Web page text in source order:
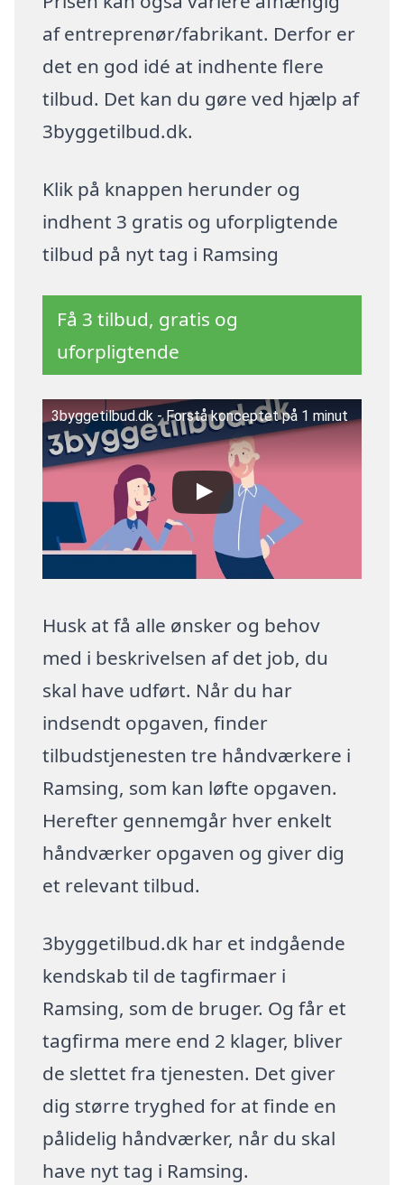
af entreprenør/fabrikant. Derfor er
det en god idé at indhente flere
tilbud. Det kan du gøre ved hjælp af
3byggetilbud.dk.
Klik på knappen herunder og
indhent 3 gratis og uforpligtende
tilbud på nyt tag i Ramsing
Få 3 tilbud, gratis og
uforpligtende
3byggetilbud.dk - Forstå konceptet på 1 minut
Husk at få alle ønsker og behov
med i beskrivelsen af det job, du
skal have udført. Når du har
indsendt opgaven, finder
tilbudstjenesten tre håndværkere i
Ramsing, som kan løfte opgaven.
Herefter gennemgår hver enkelt
håndværker opgaven og giver dig
et relevant tilbud.
3byggetilbud.dk har et indgående
kendskab til de tagfirmaer i
Ramsing, som de bruger. Og får et
tagfirma mere end 2 klager, bliver
de slettet fra tjenesten. Det giver
dig større tryghed for at finde en
pålidelig håndværker, når du skal
have nyt tag i Ramsing.